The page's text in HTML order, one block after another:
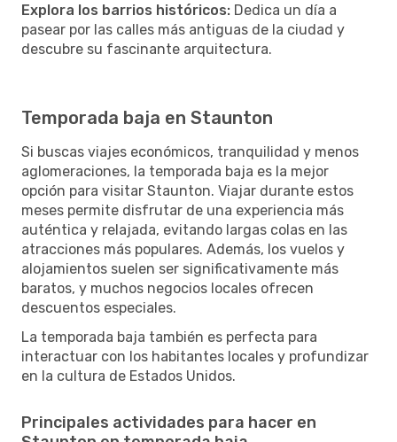
Explora los barrios históricos: Dedica un día a
pasear por las calles más antiguas de la ciudad y
descubre su fascinante arquitectura.
Temporada baja en Staunton
Si buscas viajes económicos, tranquilidad y menos
aglomeraciones, la temporada baja es la mejor
opción para visitar Staunton. Viajar durante estos
meses permite disfrutar de una experiencia más
auténtica y relajada, evitando largas colas en las
atracciones más populares. Además, los vuelos y
alojamientos suelen ser significativamente más
baratos, y muchos negocios locales ofrecen
descuentos especiales.
La temporada baja también es perfecta para
interactuar con los habitantes locales y profundizar
en la cultura de Estados Unidos.
Principales actividades para hacer en